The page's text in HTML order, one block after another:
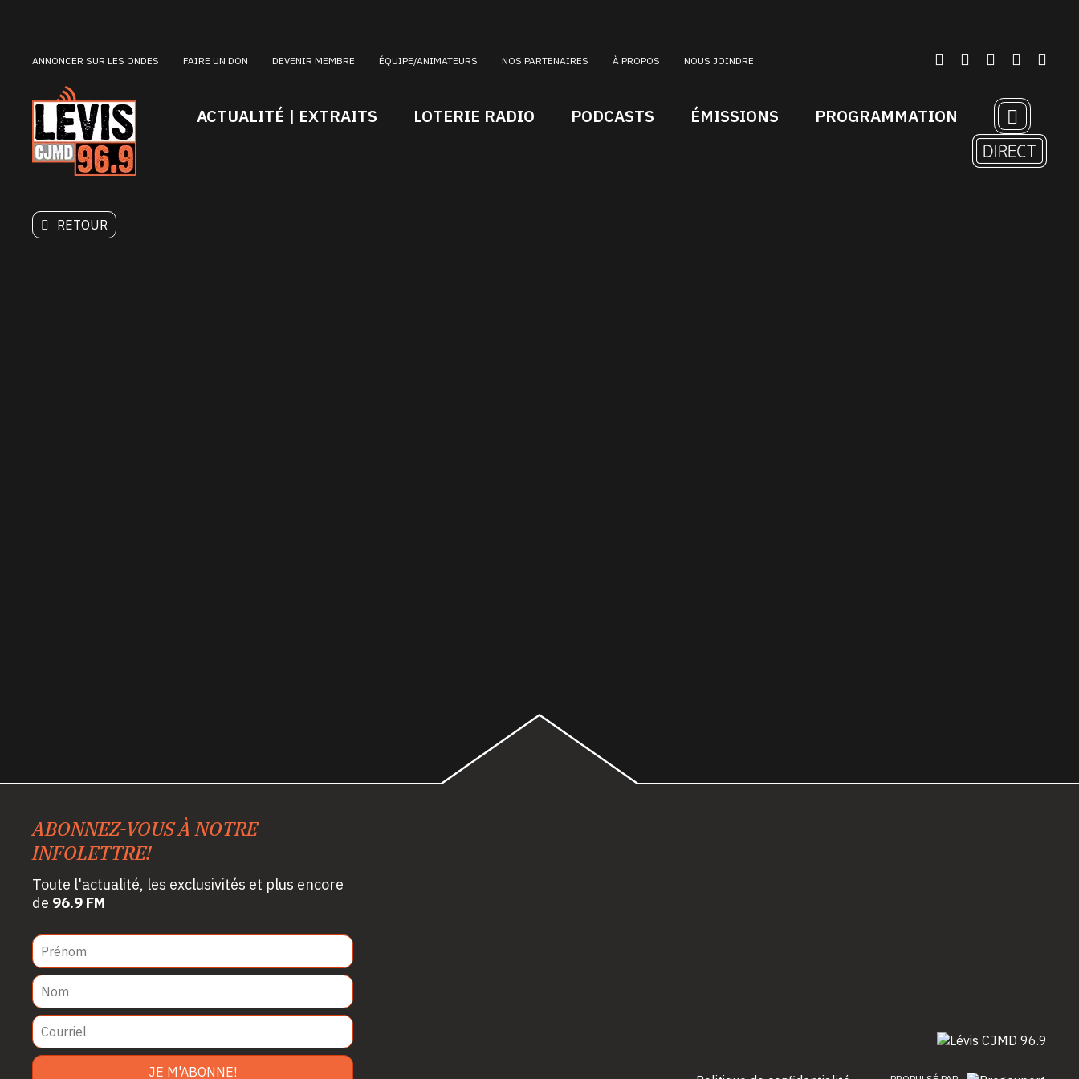
ANNONCER SUR LES ONDES FAIRE UN DON DEVENIR MEMBRE ÉQUIPE/ANIMATEURS NOS PARTENAIRES À PROPOS NOUS JOINDRE
ACTUALITÉ | EXTRAITS LOTERIE RADIO PODCASTS ÉMISSIONS PROGRAMMATION
RETOUR
ABONNEZ-VOUS À NOTRE
INFOLETTRE!
Toute l'actualité, les exclusivités et plus encore
de 96.9 FM
JE M'ABONNE!